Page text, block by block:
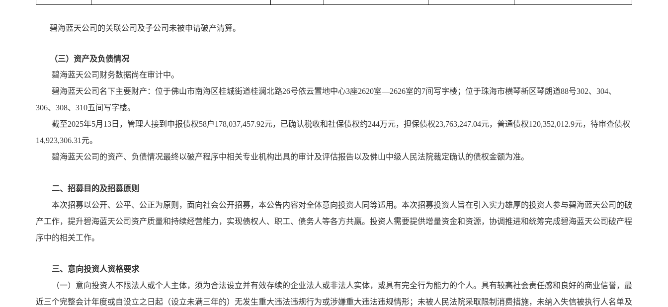
碧海蓝天公司的关联公司及子公司未被申请破产清算。
（三） 资产及负债情况
碧海蓝天公司财务数据尚在审计中。
碧海蓝天公司名下主要财产：位于佛山市南海区桂城街道桂澜北路26号依云置地中心3座2620室—2626室的7间写字楼；位于珠海市横琴新区琴朗道88号302、304、
306、308、310五间写字楼。
截至2025年5月13日，管理人接到申报债权58户178,037,457.92元，已确认税收和社保债权约244万元，担保债权23,763,247.04元，普通债权120,352,012.9元，待审查债权
14,923,306.31元。
碧海蓝天公司的资产、负债情况最终以破产程序中相关专业机构出具的审计及评估报告以及佛山中级人民法院裁定确认的债权金额为准。
二、招募目的及招募原则
本次招募以公开、公平、公正为原则，面向社会公开招募，本公告内容对全体意向投资人同等适用。本次招募投资人旨在引入实力雄厚的投资人参与碧海蓝天公司的破
产工作，提升碧海蓝天公司资产质量和持续经营能力，实现债权人、职工、债务人等各方共赢。投资人需要提供增量资金和资源，协调推进和统筹完成碧海蓝天公司破产程
序中的相关工作。
三、意向投资人资格要求
（一）意向投资人不限法人或个人主体，须为合法设立并有效存续的企业法人或非法人实体，或具有完全行为能力的个人。具有较高社会责任感和良好的商业信誉，最
近三个完整会计年度或自设立之日起（设立未满三年的）无发生重大违法违规行为或涉嫌重大违法违规情形；未被人民法院采取限制消费措施，未纳入失信被执行人名单及